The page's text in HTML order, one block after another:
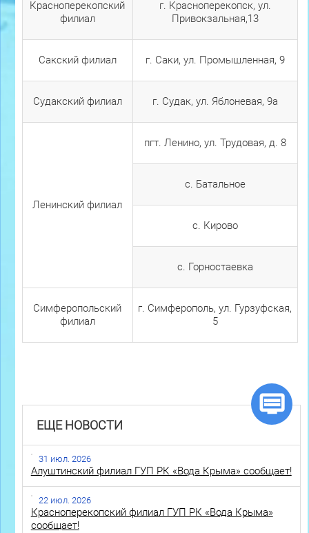
Красноперекопский
филиал
г. Красноперекопск, ул.
Привокзальная,13
Сакский филиал г. Саки, ул. Промышленная, 9
Судакский филиал г. Судак, ул. Яблоневая, 9а
Ленинский филиал
пгт. Ленино, ул. Трудовая, д. 8
с. Батальное
с. Кирово
с. Горностаевка
Симферопольский
филиал
г. Симферополь, ул. Гурзуфская,
5
ЕЩЕ НОВОСТИ
31 июл. 2026
Алуштинский филиал ГУП РК «Вода Крыма» сообщает!
22 июл. 2026
Красноперекопский филиал ГУП РК «Вода Крыма»
сообщает!